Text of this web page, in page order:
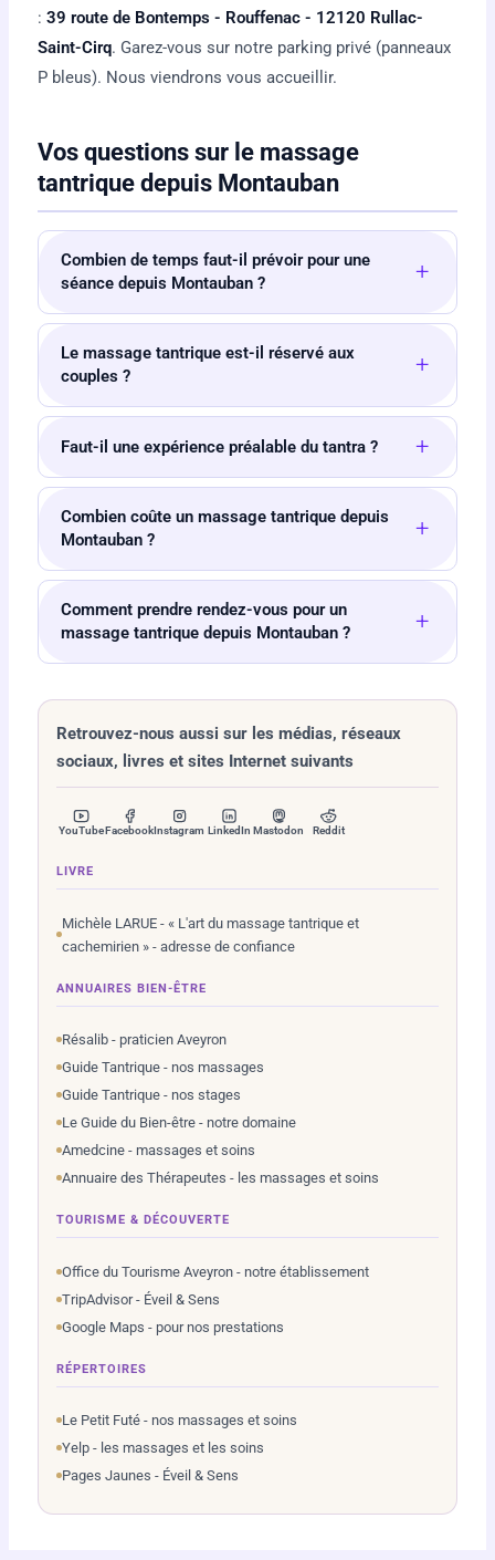
:39 route de Bontemps - Rouffenac - 12120 Rullac-
Saint-Cirq. Garez-vous sur notre parking privé (panneaux
P bleus). Nous viendrons vous accueillir.
Vos questions sur le massage
tantrique depuis Montauban
Combien de temps faut-il prévoir pour une
séance depuis Montauban ?
+
Le massage tantrique est-il réservé aux
couples ?
+
Faut-il une expérience préalable du tantra ? +
Combien coûte un massage tantrique depuis
Montauban ?
+
Comment prendre rendez-vous pour un
massage tantrique depuis Montauban ?
+
Retrouvez-nous aussi sur les médias, réseaux
sociaux, livres et sites Internet suivants
YouTube Facebook Instagram LinkedIn Mastodon Reddit
LIVRE
Michèle LARUE - « L'art du massage tantrique et
cachemirien » - adresse de confiance
ANNUAIRES BIEN-ÊTRE
Résalib - praticien Aveyron
Guide Tantrique - nos massages
Guide Tantrique - nos stages
Le Guide du Bien-être - notre domaine
Amedcine - massages et soins
Annuaire des Thérapeutes - les massages et soins
TOURISME & DÉCOUVERTE
Office du Tourisme Aveyron - notre établissement
TripAdvisor - Éveil & Sens
Google Maps - pour nos prestations
RÉPERTOIRES
Le Petit Futé - nos massages et soins
Yelp - les massages et les soins
Pages Jaunes - Éveil & Sens